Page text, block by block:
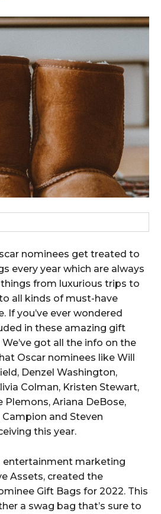
nominees get treated to
every year which are always
from luxurious trips to
all kinds of must-have
If you’ve ever wondered
in these amazing gift
We’ve got all the info on the
Oscar nominees like Will
Denzel Washington,
Colman, Kristen Stewart,
Plemons, Ariana DeBose,
and Steven
this year.
entertainment marketing
Assets, created the
Gift Bags for 2022. This
a swag bag that’s sure to